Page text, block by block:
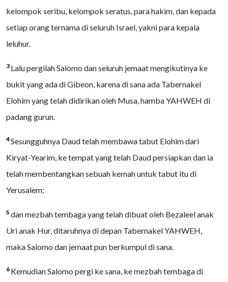
kelompok seribu, kelompok seratus, para hakim, dan kepada
setiap orang ternama di seluruh Israel, yakni para kepala
leluhur.
3 Lalu pergilah Salomo dan seluruh jemaat mengikutinya ke
bukit yang ada di Gibeon, karena di sana ada Tabernakel
Elohim yang telah didirikan oleh Musa, hamba YAHWEH di
padang gurun.
4Sesungguhnya Daud telah membawa tabut Elohim dari
Kiryat-Yearim, ke tempat yang telah Daud persiapkan dan ia
telah membentangkan sebuah kemah untuk tabut itu di
Yerusalem;
5 dan mezbah tembaga yang telah dibuat oleh Bezaleel anak
Uri anak Hur, ditaruhnya di depan Tabernakel YAHWEH,
maka Salomo dan jemaat pun berkumpul di sana.
6 Kemudian Salomo pergi ke sana, ke mezbah tembaga di